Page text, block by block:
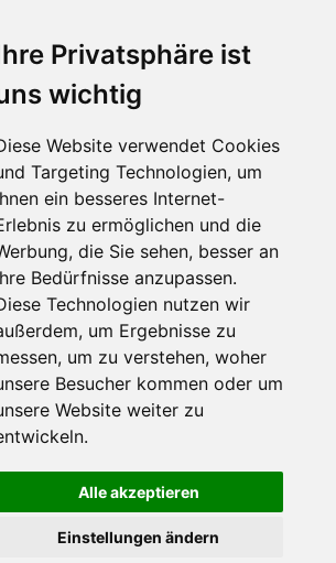
Privatsphäre ist
wichtig
Website verwendet Cookies
Targeting Technologien, um
ein besseres Internet-
zu ermöglichen und die
die Sie sehen, besser an
Bedürfnisse anzupassen.
Technologien nutzen wir
um Ergebnisse zu
um zu verstehen, woher
Besucher kommen oder um
Website weiter zu
Alle akzeptieren
Einstellungen ändern
Tag und kostenlos
für Bestellungen über 80 EUR
Umtausch und Rückgabe
Bestellung jederzeit innerhalb von 90 Tagen
oder umtauschen.
Trees.org
pflanzen wir einen Baum! Mehr lesen